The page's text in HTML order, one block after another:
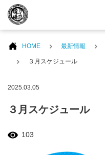
HOME 最新情報
３月スケジュール
2025.03.05
３月スケジュール
103